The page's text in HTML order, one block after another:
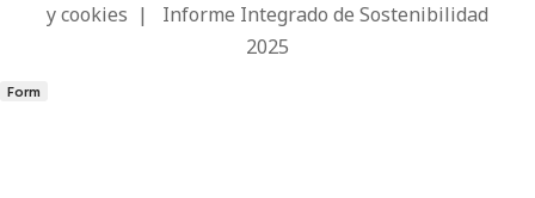
y cookies | Informe Integrado de Sostenibilidad
2025
Form